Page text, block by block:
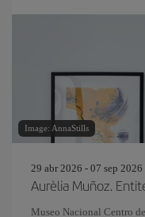
Image: AnnaStills
29 abr 2026 - 07 sep 2026
Aurèlia Muñoz.
Museo Nacional Centro